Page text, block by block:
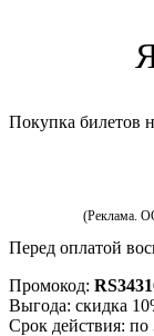
Покупка билетов
(Реклама.
Перед оплатой
Промокод:
Выгода: скидка
Срок действия: по